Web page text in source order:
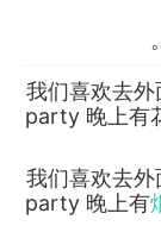
我们喜欢去
party 晚上有
我们喜欢去
party 晚上有